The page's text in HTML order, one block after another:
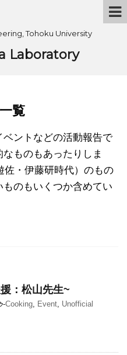
Tohoku University
Laboratory
覧
ントなどの活動報告で
ものもあったりしま
佐・伊藤研時代）のもの
のもいくつか含めてい
：松山先生~
-Cooking, Event, Unofficial